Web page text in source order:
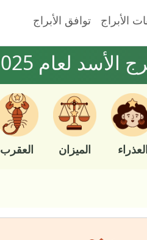
الأبراج توافق الأبراج
لعام 2025
العذراء الميزان العقرب